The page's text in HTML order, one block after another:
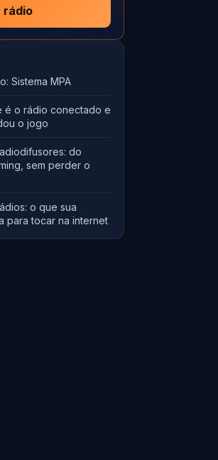
rádio
Sistema MPA
é o rádio conectado e
o jogo
do
sem perder o
o que sua
para tocar na internet